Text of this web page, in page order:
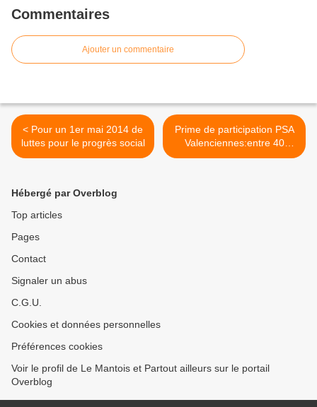
Commentaires
Ajouter un commentaire
< Pour un 1er mai 2014 de
luttes pour le progrès social
Prime de participation PSA
Valenciennes:entre 40
centimes et 18 euros par an
Hébergé par Overblog
Top articles
Pages
Contact
Signaler un abus
C.G.U.
Cookies et données personnelles
Préférences cookies
Voir le profil de Le Mantois et Partout ailleurs sur le portail
Overblog